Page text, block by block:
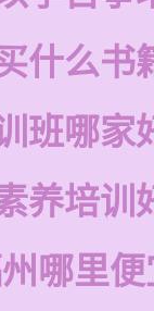
什么书
班哪家
养培训
哪里